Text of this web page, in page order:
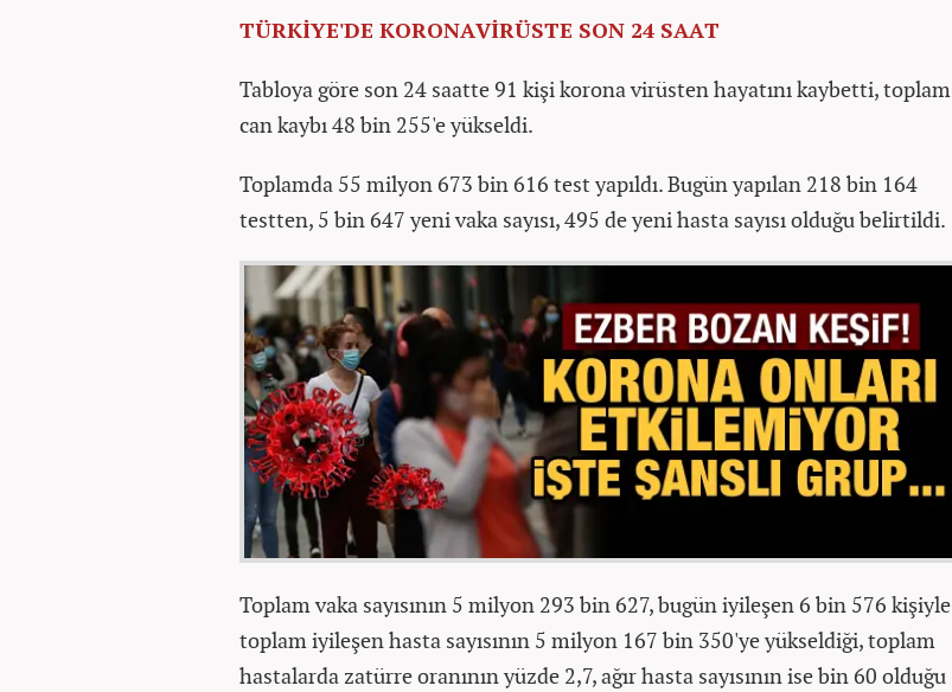
TÜRKİYE'DE KORONAVİRÜSTE SON 24 SAAT
Tabloya göre son 24 saatte 91 kişi korona virüsten hayatını kaybetti, toplam
can kaybı 48 bin 255'e yükseldi.
Toplamda 55 milyon 673 bin 616 test yapıldı. Bugün yapılan 218 bin 164
testten, 5 bin 647 yeni vaka sayısı, 495 de yeni hasta sayısı olduğu belirtildi.
Toplam vaka sayısının 5 milyon 293 bin 627, bugün iyileşen 6 bin 576 kişiyle
toplam iyileşen hasta sayısının 5 milyon 167 bin 350'ye yükseldiği, toplam
hastalarda zatürre oranının yüzde 2,7, ağır hasta sayısının ise bin 60 olduğu